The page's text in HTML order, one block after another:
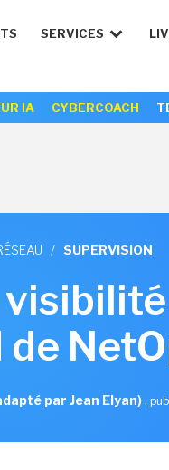
SERVICES
IA CYBERCOACH
/ SUPERVISION
par Jean Elyan),